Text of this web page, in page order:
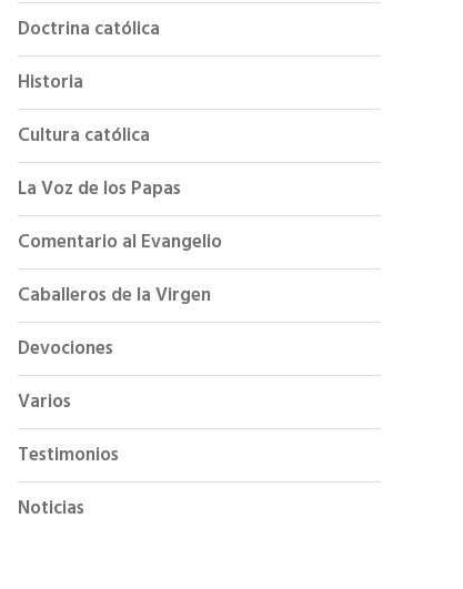
Doctrina católica
Historia
Cultura católica
La Voz de los Papas
Comentario al Evangelio
Caballeros de la Virgen
Devociones
Varios
Testimonios
Noticias